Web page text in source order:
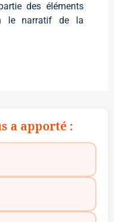
des éléments
le narratif de la
a apporté :